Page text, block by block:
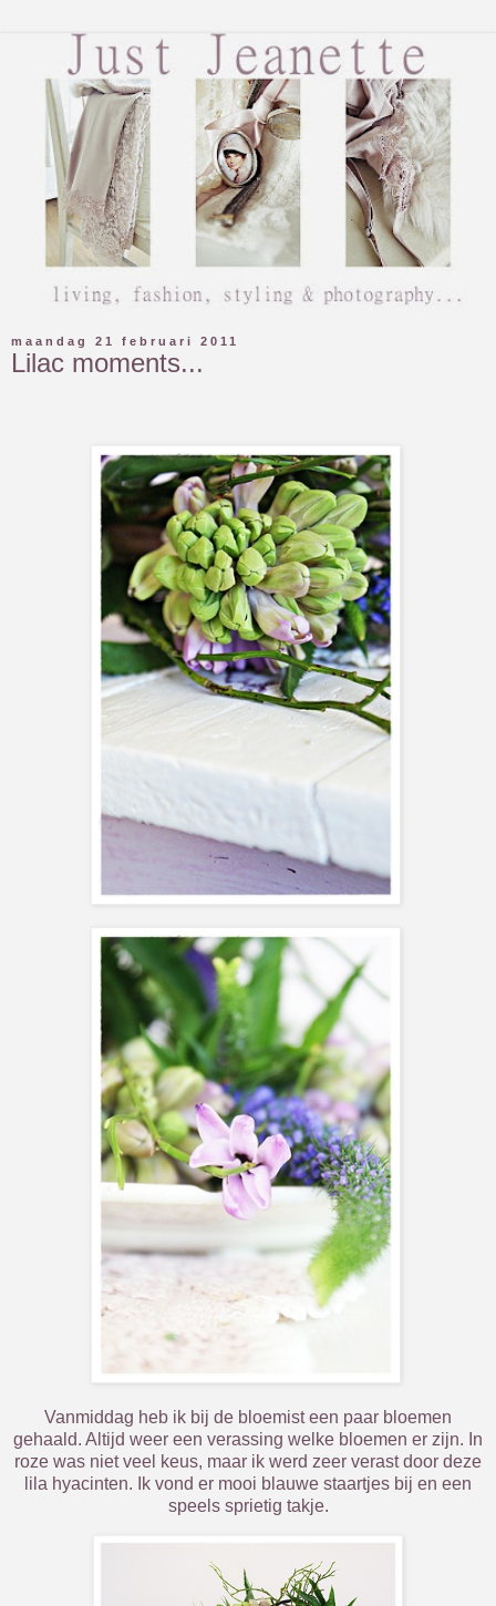
maandag 21 februari 2011
Lilac moments...
Vanmiddag heb ik bij de bloemist een paar bloemen
gehaald. Altijd weer een verassing welke bloemen er zijn. In
roze was niet veel keus, maar ik werd zeer verast door deze
lila hyacinten. Ik vond er mooi blauwe staartjes bij en een
speels sprietig takje.